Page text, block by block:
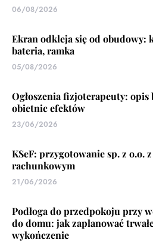
06/08/2026
Ekran odkleja się od obudowy:
bateria, ramka
05/08/2026
Ogłoszenia fizjoterapeuty: opis
obietnic efektów
23/06/2026
KSeF: przygotowanie sp. z o.o.
rachunkowym
21/06/2026
Podłoga do przedpokoju przy
do domu: jak zaplanować
wykończenie